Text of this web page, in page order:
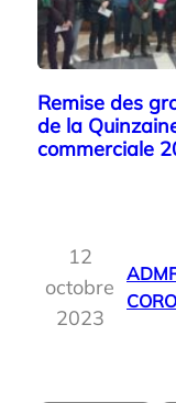
Remise des
de la
commerciale
12
octobre
2023